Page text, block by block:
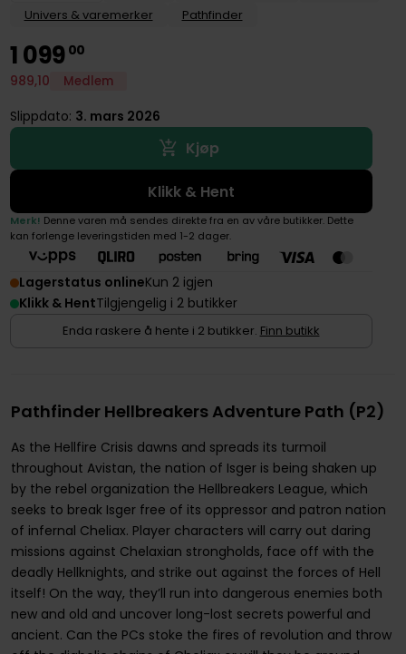
Univers & varemerker
Pathfinder
1099 00
989,10 Medlem
Slippdato: 3. mars 2026
Kjøp
Klikk & Hent
Merk! Denne varen må sendes direkte fra en av våre butikker. Dette
kan forlenge leveringstiden med 1-2 dager.
Lagerstatus onlineKun 2 igjen
Klikk & HentTilgjengelig i 2 butikker
Enda raskere å hente i 2 butikker. Finn butikk
Pathfinder Hellbreakers Adventure Path (P2)
As the Hellfire Crisis dawns and spreads its turmoil
throughout Avistan, the nation of Isger is being shaken up
by the rebel organization the Hellbreakers League, which
seeks to break Isger free of its oppressor and patron nation
of infernal Cheliax. Player characters will carry out daring
missions against Chelaxian strongholds, face off with the
deadly Hellknights, and strike out against the forces of Hell
itself! On the way, they’ll run into dangerous enemies both
new and old and uncover long-lost secrets powerful and
ancient. Can the PCs stoke the fires of revolution and throw